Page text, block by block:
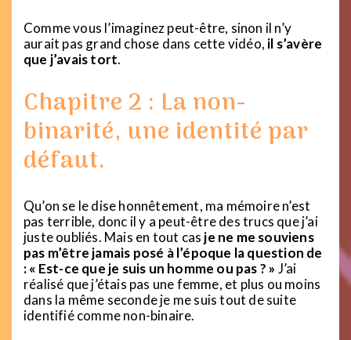
Comme vous l’imaginez peut-être, sinon il n’y
aurait pas grand chose dans cette vidéo, il s’avère
que j’avais tort.
Chapitre 2 : La non-
binarité, une identité par
défaut.
Qu’on se le dise honnêtement, ma mémoire n’est
pas terrible, donc il y a peut-être des trucs que j’ai
juste oubliés. Mais en tout cas je ne me souviens
pas m’être jamais posé à l’époque la question de
: « Est-ce que je suis un homme ou pas ? » J’ai
réalisé que j’étais pas une femme, et plus ou moins
dans la même seconde je me suis tout de suite
identifié comme non-binaire.